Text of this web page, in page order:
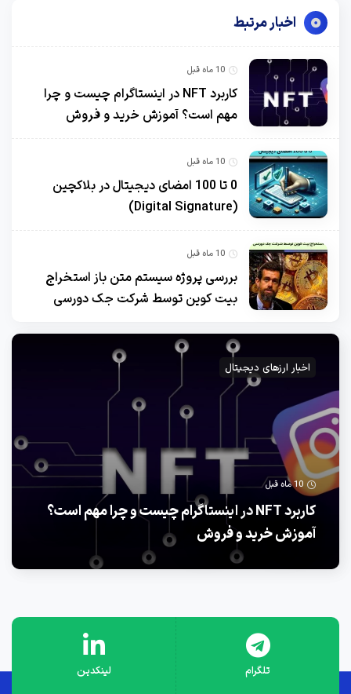
اخبار مرتبط
10 ماه قبل
کاربرد NFT در اینستاگرام چیست و چرا
مهم است؟ آموزش خرید و فروش
10 ماه قبل
0 تا 100 امضای دیجیتال در بلاکچین
(Digital Signature)
10 ماه قبل
بررسی پروژه سیستم متن باز استخراج
بیت کوین توسط شرکت جک دورسی
اخبار ارزهای دیجیتال
10 ماه قبل
کاربرد NFT در اینستاگرام چیست و چرا مهم است؟
آموزش خرید و فروش
تلگرام لینکدین